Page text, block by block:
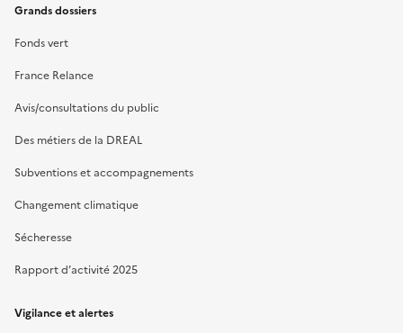
Grands dossiers
Fonds vert
France Relance
Avis/consultations du public
Des métiers de la DREAL
Subventions et accompagnements
Changement climatique
Sécheresse
Rapport d’activité 2025
Vigilance et alertes